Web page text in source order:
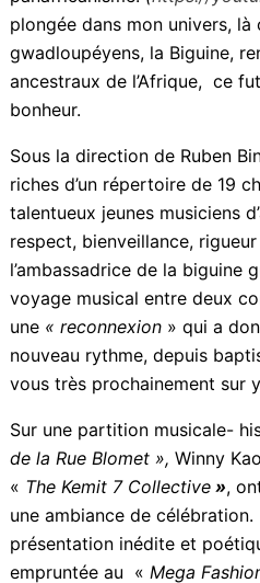
Collective« à l’Aquarius
Culturel Ubuntu, un espace
panafricanisme.(https://
, plongée dans mon univers,
ancestraux de l’Afrique, ce
bonheur.
Sous la direction de Ruben
répétitions riches d’un
permis à 12 talentueux jeunes
d’accompagner avec respect,
professionnalisme,
guadeloupéenne. Ce voyage
à un nouveau rythme, depuis
Rendez-vous très
Sur une partition musicale-
de la Rue Blomet »,Winny
«The Kemit 7 Collective»,